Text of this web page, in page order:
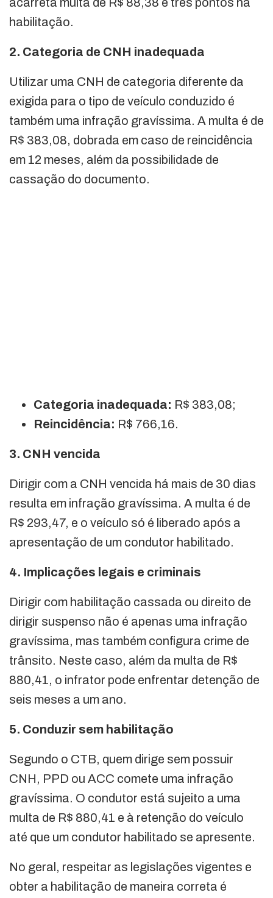
habilitação.
2. Categoria de CNH inadequada
Utilizar uma CNH de categoria diferente da
exigida para o tipo de veículo conduzido é
também uma infração gravíssima. A multa é de
R$ 383,08, dobrada em caso de reincidência
em 12 meses, além da possibilidade de
cassação do documento.
Categoria inadequada: R$ 383,08;
Reincidência: R$ 766,16.
3. CNH vencida
Dirigir com a CNH vencida há mais de 30 dias
resulta em infração gravíssima. A multa é de
R$ 293,47, e o veículo só é liberado após a
apresentação de um condutor habilitado.
4. Implicações legais e criminais
Dirigir com habilitação cassada ou direito de
dirigir suspenso não é apenas uma infração
gravíssima, mas também configura crime de
trânsito. Neste caso, além da multa de R$
880,41, o infrator pode enfrentar detenção de
seis meses a um ano.
5. Conduzir sem habilitação
Segundo o CTB, quem dirige sem possuir
CNH, PPD ou ACC comete uma infração
gravíssima. O condutor está sujeito a uma
multa de R$ 880,41 e à retenção do veículo
até que um condutor habilitado se apresente.
No geral, respeitar as legislações vigentes e
obter a habilitação de maneira correta é